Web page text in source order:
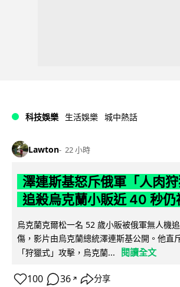
科技娛樂 生活娛樂 城中熱話
Lawton 22 小時
澤連斯基怒斥俄軍「人肉
追殺烏克蘭小販近 40 秒仍
烏克蘭克爾松一名 52 歲小販被俄軍無人機
傷，影片由烏克蘭總統澤連斯基公開。他直
「狩獵式」攻擊，烏克蘭...
閱讀全文
100 36 ↗ 分享